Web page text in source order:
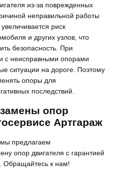
из-за поврежденных
неправильной работы
риск
и других узлов, что
безопасность. При
с неисправными опорами
ситуации на дороге. Поэтому
опоры для
последствий.
опор
Артгараж
предлагаем
опор двигателя с гарантией
Обращайтесь к нам!